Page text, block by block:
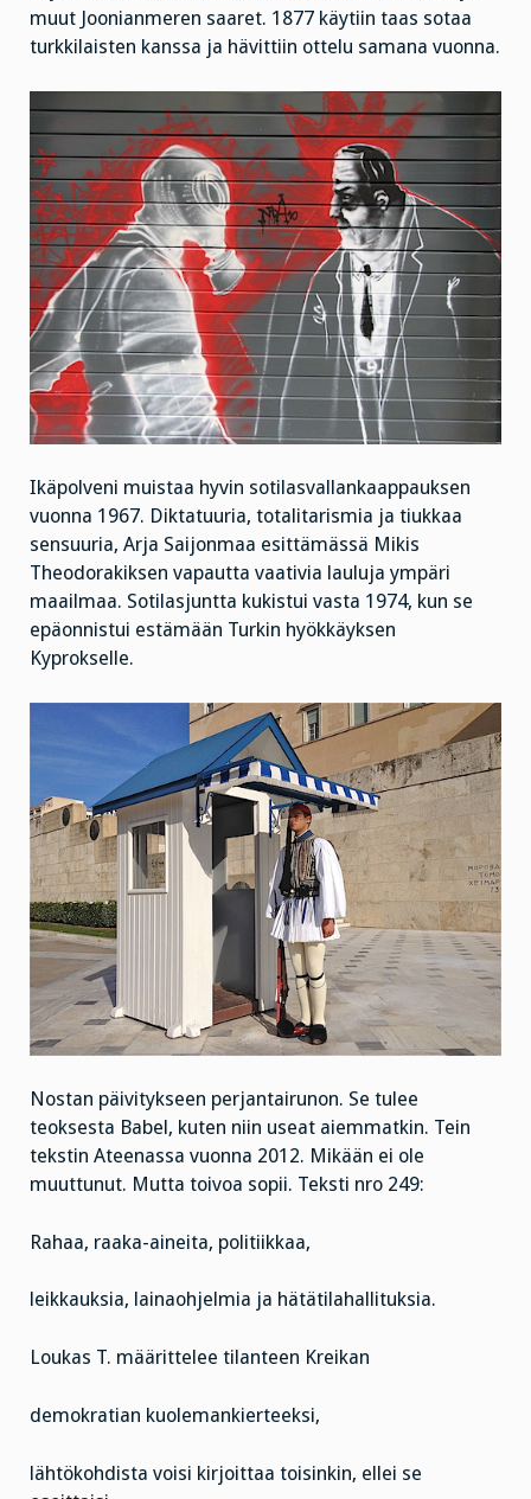
muut Joonianmeren saaret. 1877 käytiin taas sotaa
turkkilaisten kanssa ja hävittiin ottelu samana vuonna.
Ikäpolveni muistaa hyvin sotilasvallankaappauksen
vuonna 1967. Diktatuuria, totalitarismia ja tiukkaa
sensuuria, Arja Saijonmaa esittämässä Mikis
Theodorakiksen vapautta vaativia lauluja ympäri
maailmaa. Sotilasjuntta kukistui vasta 1974, kun se
epäonnistui estämään Turkin hyökkäyksen
Kyprokselle.
Nostan päivitykseen perjantairunon. Se tulee
teoksesta Babel, kuten niin useat aiemmatkin. Tein
tekstin Ateenassa vuonna 2012. Mikään ei ole
muuttunut. Mutta toivoa sopii. Teksti nro 249:
Rahaa, raaka-aineita, politiikkaa,
leikkauksia, lainaohjelmia ja hätätilahallituksia.
Loukas T. määrittelee tilanteen Kreikan
demokratian kuolemankierteeksi,
lähtökohdista voisi kirjoittaa toisinkin, ellei se